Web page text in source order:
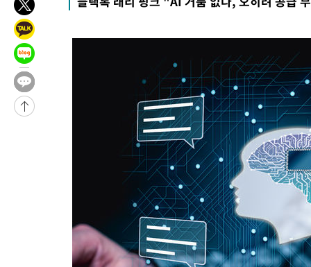
51분 전 >
[속보]코스닥, 8.85포인트(1.11%) 오른 807.66 개장
51분 전 >
1시간 전 >
1시간 전 >
'낮 최고 34도' 전국 더위 지속…강원·경상권 오전 비
-30369초 전 >
[단독]체온 40.6도 쓰러진 해명…"엄살"이라며 훈련강요
-29377초 전 >
[속보]강훈식 "충청권 246조·영남권 107조 투자 프로젝트 올
[속보]강훈식 "반도체 함께 성장 프로젝트 10년간 1조원 규모
[속보]강훈식 "연내 메가특구특별법 제정 추진…인허가·환경
[속보]경찰, '내부 비리' 자진신고자 징계 감면…포상금 1억으
누그러진 극한 폭염…'낮 최고 34도' 무더위는 이어져[내일날
제주 골프장서 멧돼지 출현 결국 사살…'이용객 대피'
[속보]원·달러 환율, 2.3원 오른 1418.4원 마감
[속보]코스피, 40.89포인트(0.65%) 오른 6299.66 마감
[속보]코스닥, 55.66포인트(6.97%) 오른 854.47 마감